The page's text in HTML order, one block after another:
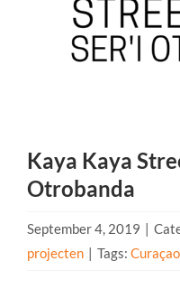
Kaya Kaya
Otrobanda
September 4, 2019 |
projecten | Tags: Curaçao